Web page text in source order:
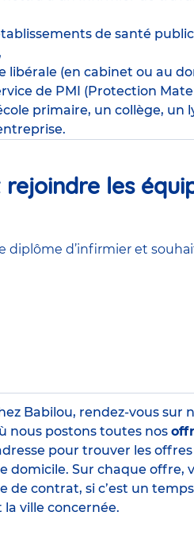
de santé
libérale (en cabinet ou au
de PMI (Protection
primaire, un collège, un
les
diplôme d’infirmier et
Babilou, rendez-vous sur
nous postons toutes nos
pour trouver les
domicile. Sur chaque offre,
de contrat, si c’est un
ville concernée.